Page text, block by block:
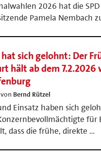
2026 hat die
Pamela Nembach
sich gelohnt: Der
hält ab dem 7.2.2026
von Bernd Rützel
Einsatz haben sich
für
dass die frühe, direkte …